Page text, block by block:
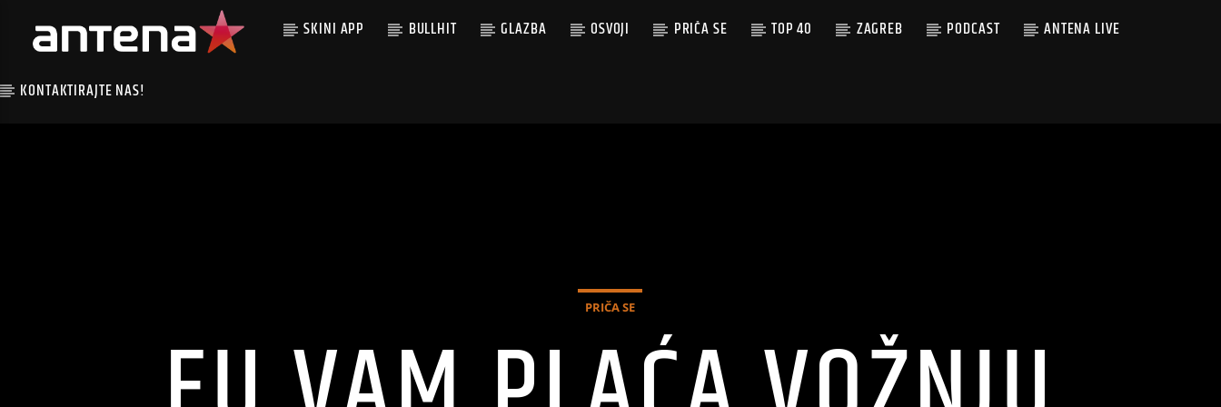
SKINI APP BULLHIT GLAZBA OSVOJI PRIČA SE TOP 40 ZAGREB PODCAST ANTENA LIVE
KONTAKTIRAJTE NAS!
PRIČA SE